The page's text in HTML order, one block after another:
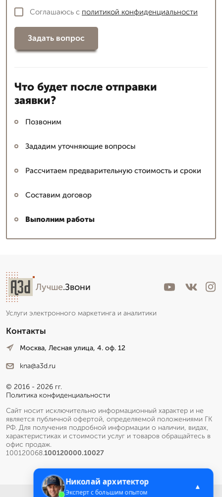
Соглашаюсь с политикой конфиденциальности
Задать вопрос
Что будет после отправки
заявки?
Позвоним
Зададим уточняющие вопросы
Рассчитаем предварительную стоимость и сроки
Составим договор
Выполним работы
Лучше.Звони
Услуги электронного маркетинга и аналитики
Контакты
Москва, Лесная улица, 4. оф. 12
kna@a3d.ru
© 2016 - 2026 гг.
Политика конфиденциальности
Сайт носит исключительно информационный характер и не
является публичной офертой, определяемой положениями ГК
РФ. Для получения подробной информации о наличии, видах,
характеристиках и стоимости услуг и товаров обращайтесь в
офис продаж.
100120068.100120000.10027
Николай архитектор
Эксперт с большим опытом
▲